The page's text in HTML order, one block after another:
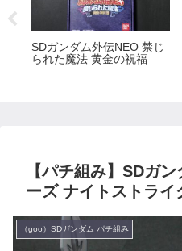
SDガンダム外伝NEO 禁じ
られた魔法 黄金の祝福
【パチ組み】SDガ
ーズ ナイトストライ
（goo）SDガンダム パチ組み